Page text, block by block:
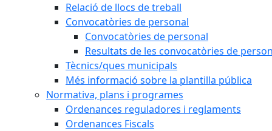
Relació de llocs de treball
Convocatòries de personal
Convocatòries de personal
Resultats de les convocatòries de
Tècnics/ques municipals
Més informació sobre la plantilla pública
Normativa, plans i programes
Ordenances reguladores i reglaments
Ordenances Fiscals